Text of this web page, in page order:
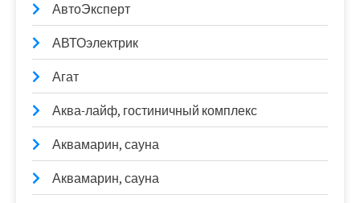
АвтоЭксперт
АВТОэлектрик
Агат
Аква-лайф, гостиничный комплекс
Аквамарин, сауна
Аквамарин, сауна